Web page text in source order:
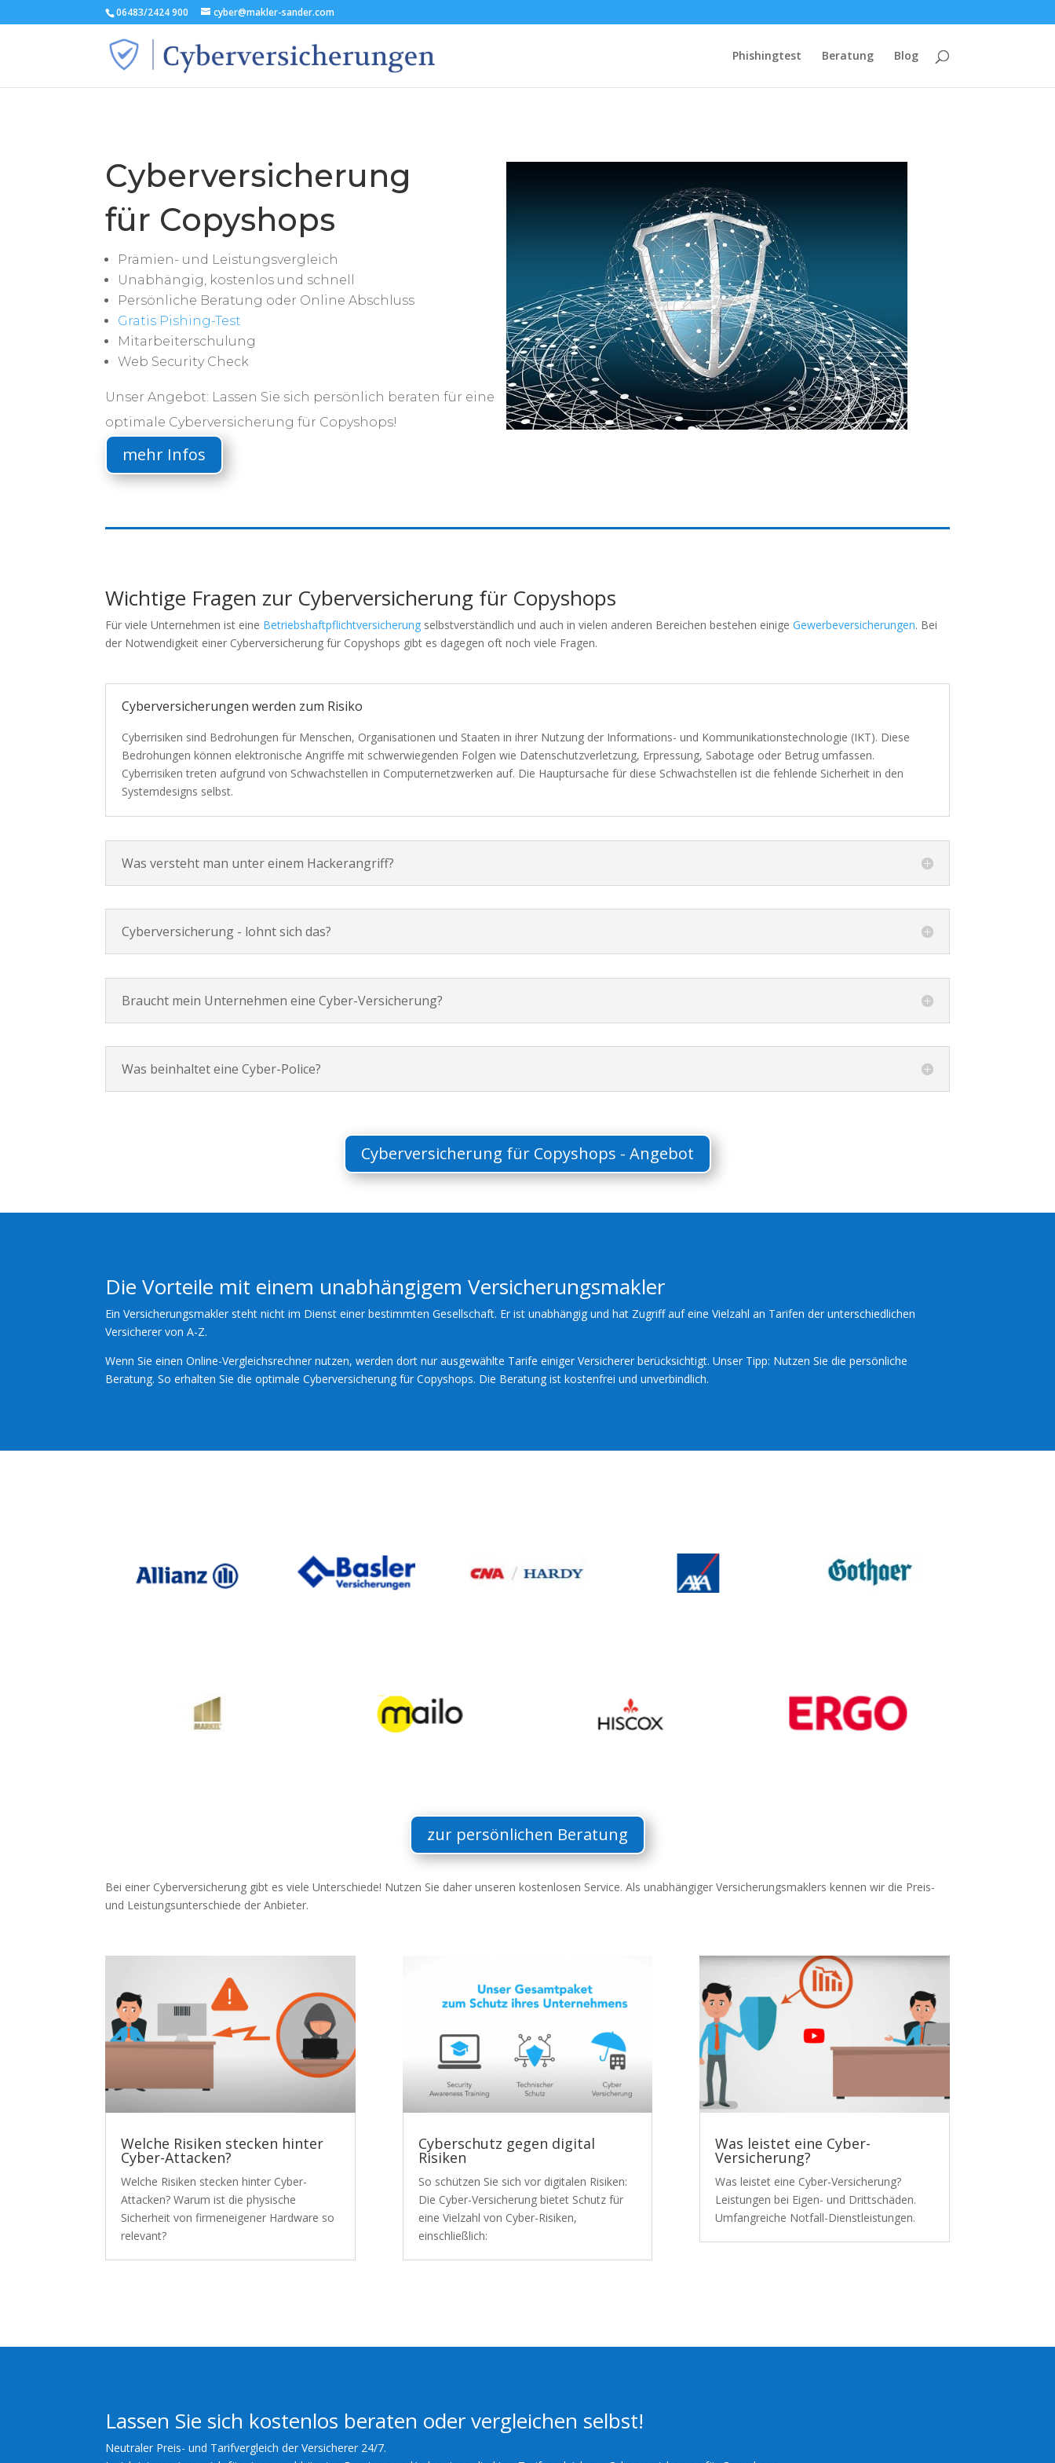
06483/2424 900 cyber@makler-sander.com
Phishingtest Beratung Blog
Cyberversicherung
für Copyshops
Prämien- und Leistungsvergleich
Unabhängig, kostenlos und schnell
Persönliche Beratung oder Online Abschluss
Gratis Pishing-Test
Mitarbeiterschulung
Web Security Check
Unser Angebot: Lassen Sie sich persönlich beraten für eine
optimale Cyberversicherung für Copyshops!
mehr Infos
Wichtige Fragen zur Cyberversicherung für Copyshops
Für viele Unternehmen ist eine Betriebshaftpflichtversicherung selbstverständlich und auch in vielen anderen Bereichen bestehen einigeGewerbeversicherungen. Bei
der Notwendigkeit einer Cyberversicherung für Copyshops gibt es dagegen oft noch viele Fragen.
Cyberversicherungen werden zum Risiko
Cyberrisiken sind Bedrohungen für Menschen, Organisationen und Staaten in ihrer Nutzung der Informations- und Kommunikationstechnologie (IKT). Diese
Bedrohungen können elektronische Angriffe mit schwerwiegenden Folgen wie Datenschutzverletzung, Erpressung, Sabotage oder Betrug umfassen.
Cyberrisiken treten aufgrund von Schwachstellen in Computernetzwerken auf. Die Hauptursache für diese Schwachstellen ist die fehlende Sicherheit in den
Systemdesigns selbst.
Was versteht man unter einem Hackerangriff?
Cyberversicherung - lohnt sich das?
Braucht mein Unternehmen eine Cyber-Versicherung?
Was beinhaltet eine Cyber-Police?
Cyberversicherung für Copyshops - Angebot
Die Vorteile mit einem unabhängigem Versicherungsmakler
Ein Versicherungsmakler steht nicht im Dienst einer bestimmten Gesellschaft. Er ist unabhängig und hat Zugriff auf eine Vielzahl an Tarifen der unterschiedlichen
Versicherer von A-Z.
Wenn Sie einen Online-Vergleichsrechner nutzen, werden dort nur ausgewählte Tarife einiger Versicherer berücksichtigt. Unser Tipp: Nutzen Sie die persönliche
Beratung. So erhalten Sie die optimale Cyberversicherung für Copyshops. Die Beratung ist kostenfrei und unverbindlich.
zur persönlichen Beratung
Bei einer Cyberversicherung gibt es viele Unterschiede! Nutzen Sie daher unseren kostenlosen Service. Als unabhängiger Versicherungsmaklers kennen wir die Preis-
und Leistungsunterschiede der Anbieter.
Welche Risiken stecken hinter
Cyber-Attacken?
Welche Risiken stecken hinter Cyber-
Attacken? Warum ist die physische
Sicherheit von firmeneigener Hardware so
relevant?
Cyberschutz gegen digital
Risiken
So schützen Sie sich vor digitalen Risiken:
Die Cyber-Versicherung bietet Schutz für
eine Vielzahl von Cyber-Risiken,
einschließlich:
Was leistet eine Cyber-
Versicherung?
Was leistet eine Cyber-Versicherung?
Leistungen bei Eigen- und Drittschäden.
Umfangreiche Notfall-Dienstleistungen.
Lassen Sie sich kostenlos beraten oder vergleichen selbst!
Neutraler Preis- und Tarifvergleich der Versicherer 24/7.